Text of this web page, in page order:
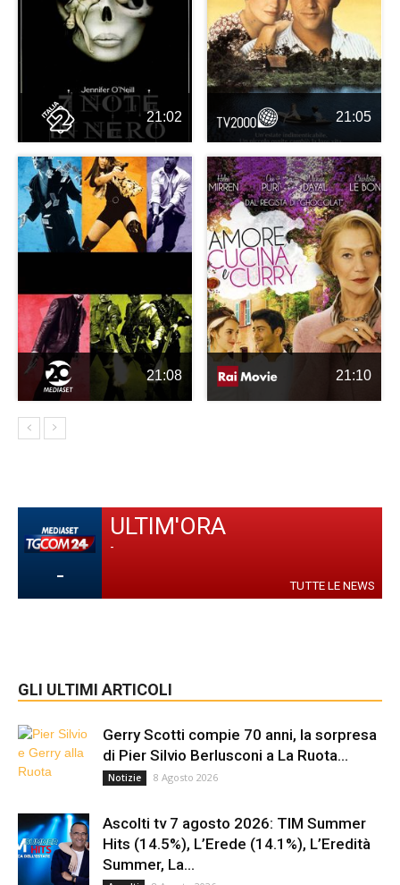
21:02 21:05
21:08 21:10
-
ULTIM'ORA
-
TUTTE LE NEWS
GLI ULTIMI ARTICOLI
Gerry Scotti compie 70 anni, la sorpresa
di Pier Silvio Berlusconi a La Ruota...
Notizie 8 Agosto 2026
Ascolti tv 7 agosto 2026: TIM Summer
Hits (14.5%), L’Erede (14.1%), L’Eredità
Summer, La...